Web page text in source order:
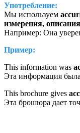
Употребление:
Мы используем
измерения, описания
Например: Она
Пример:
This information was
Эта информация
This brochure gives
Эта брошюра дает